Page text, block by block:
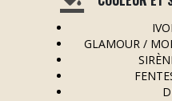
GLAMOUR /